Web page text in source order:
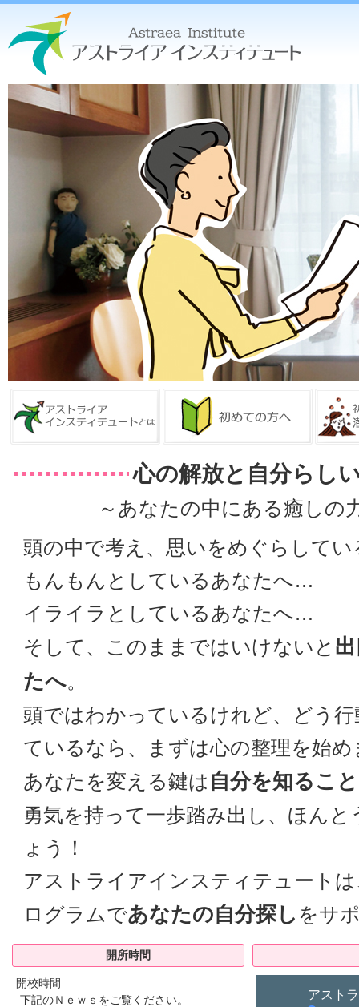
心の解放と自分らし
～あなたの中にある癒しの
頭の中で考え、思いをめぐらして
もんもんとしているあなたへ…
イライラとしているあなたへ…
そして、このままではいけないと
たへ。
頭ではわかっているけれど、どう
ているなら、まずは心の整理を始
あなたを変える鍵は 自分を知ること
勇気を持って一歩踏み出し、ほん
ょう！
アストライアインスティテュート
ログラムであなたの自分探し をサ
開所時間
開校時間
下記のＮｅｗｓをご覧ください。